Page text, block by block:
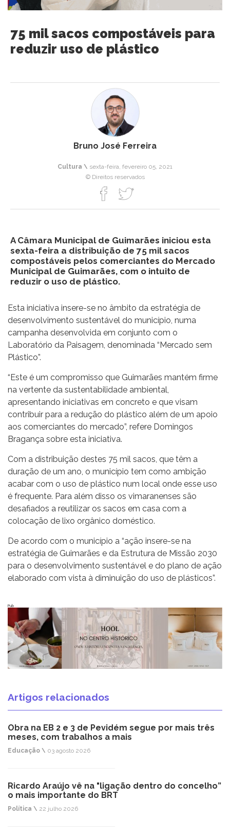
75 mil sacos compostáveis para
reduzir uso de plástico
Bruno José Ferreira
Cultura \ sexta-feira, fevereiro 05, 2021
© Direitos reservados
A Câmara Municipal de Guimarães iniciou esta
sexta-feira a distribuição de 75 mil sacos
compostáveis pelos comerciantes do Mercado
Municipal de Guimarães, com o intuito de
reduzir o uso de plástico.
Esta iniciativa insere-se no âmbito da estratégia de
desenvolvimento sustentável do município, numa
campanha desenvolvida em conjunto com o
Laboratório da Paisagem, denominada “Mercado sem
Plástico”.
“Este é um compromisso que Guimarães mantém firme
na vertente da sustentabilidade ambiental,
apresentando iniciativas em concreto e que visam
contribuir para a redução do plástico além de um apoio
aos comerciantes do mercado”, refere Domingos
Bragança sobre esta iniciativa.
Com a distribuição destes 75 mil sacos, que têm a
duração de um ano, o município tem como ambição
acabar com o uso de plástico num local onde esse uso
é frequente. Para além disso os vimaranenses são
desafiados a reutilizar os sacos em casa com a
colocação de lixo orgânico doméstico.
De acordo com o município a “ação insere-se na
estratégia de Guimarães e da Estrutura de Missão 2030
para o desenvolvimento sustentável e do plano de ação
elaborado com vista à diminuição do uso de plásticos”.
Pub
Artigos relacionados
Obra na EB 2 e 3 de Pevidém segue por mais três
meses, com trabalhos a mais
Educação \ 03 agosto 2026
Ricardo Araújo vê na "ligação dentro do concelho”
o mais importante do BRT
Política \ 22 julho 2026